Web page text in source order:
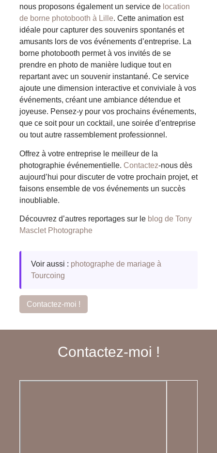
nous proposons également un service de location
de borne photobooth à Lille. Cette animation est
idéale pour capturer des souvenirs spontanés et
amusants lors de vos événements d’entreprise. La
borne photobooth permet à vos invités de se
prendre en photo de manière ludique tout en
repartant avec un souvenir instantané. Ce service
ajoute une dimension interactive et conviviale à vos
événements, créant une ambiance détendue et
joyeuse. Pensez-y pour vos prochains événements,
que ce soit pour un cocktail, une soirée d’entreprise
ou tout autre rassemblement professionnel.
Offrez à votre entreprise le meilleur de la
photographie événementielle. Contactez-nous dès
aujourd’hui pour discuter de votre prochain projet, et
faisons ensemble de vos événements un succès
inoubliable.
Découvrez d’autres reportages sur le blog de Tony
Masclet Photographe
Voir aussi : photographe de mariage à
Tourcoing
Contactez-moi !
Contactez-moi !